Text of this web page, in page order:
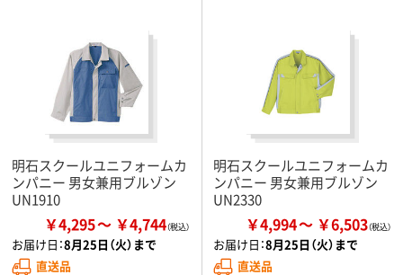
明石スクールユニフォームカ
ンパニー 男女兼用ブルゾン
UN1910
￥4,295 ￥4,744
お届け日：8月25日（火）まで
直送品
明石スクールユニフォームカ
ンパニー 男女兼用ブルゾン
UN2330
￥4,994 ￥6,503
お届け日：8月25日（火）まで
直送品